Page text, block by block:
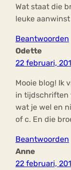
Wat staat die
leuke
Beantwoorden
Odette
22 februari,
Mooie blog! Ik
in tijdschriften
wat je wel en
of c. En die
Beantwoorden
Anne
22 februari,